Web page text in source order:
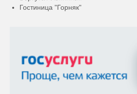
Гостиница "Горняк"